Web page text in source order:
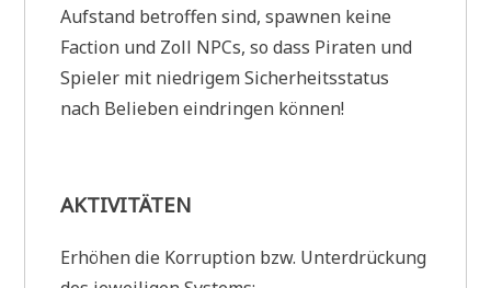
Aufstand betroffen sind, spawnen keine
Faction und Zoll NPCs, so dass Piraten und
Spieler mit niedrigem Sicherheitsstatus
nach Belieben eindringen können!
AKTIVITÄTEN
Erhöhen die Korruption bzw. Unterdrückung